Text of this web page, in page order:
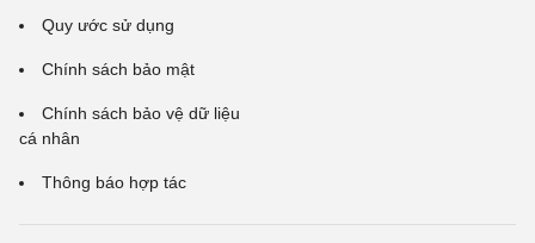
Quy ước sử dụng
Chính sách bảo mật
Chính sách bảo vệ dữ liệu
cá nhân
Thông báo hợp tác